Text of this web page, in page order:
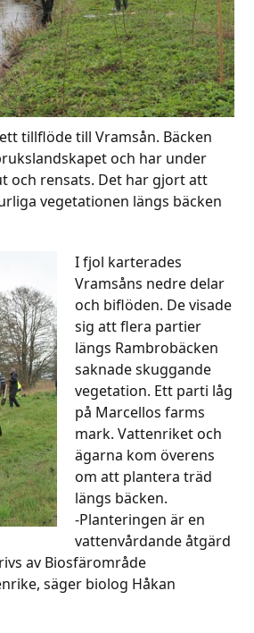
tillflöde till Vramsån. Bäcken
och har under
och rensats. Det har gjort att
vegetationen längs bäcken
I fjol karterades
Vramsåns nedre delar
och biflöden. De visade
sig att flera partier
längs Rambrobäcken
saknade skuggande
vegetation. Ett parti låg
på Marcellos farms
mark. Vattenriket och
ägarna kom överens
om att plantera träd
längs bäcken.
-Planteringen är en
vattenvårdande åtgärd
av Biosfärområde
säger biolog Håkan